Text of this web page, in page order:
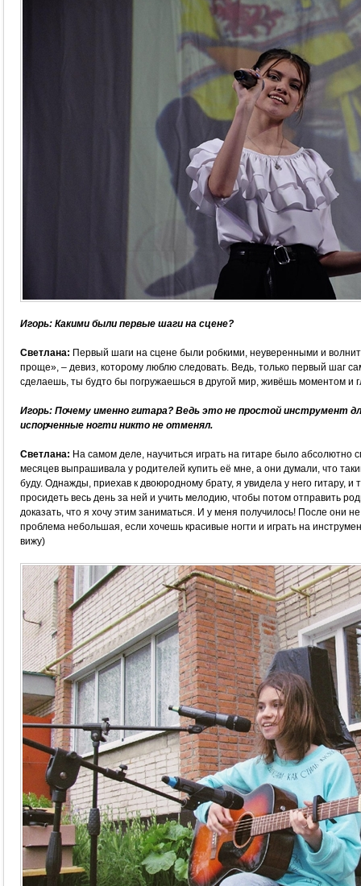
Игорь: Какими были первые шаги на сцене?
Светлана: Первый шаги на сцене были робкими, неуверенными и
проще», – девиз, которому люблю следовать. Ведь, только первый шаг
сделаешь, ты будто бы погружаешься в другой мир, живёшь моментом и
Игорь: Почему именно гитара? Ведь это не простой инструмент
испорченные ногти никто не отменял.
Светлана: На самом деле, научиться играть на гитаре было
месяцев выпрашивала у родителей купить её мне, а они думали, что
буду. Однажды, приехав к двоюродному брату, я увидела у него гитару, и
просидеть весь день за ней и учить мелодию, чтобы потом отправить
доказать, что я хочу этим заниматься. И у меня получилось! После они
проблема небольшая, если хочешь красивые ногти и играть на
вижу)